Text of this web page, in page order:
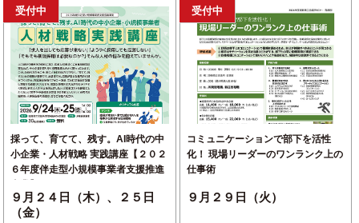
受付中
採って、育てて、残す。AI時代の中
小企業・人材戦略 実践講座【２０２
６年度伴走型小規模事業者支援推進
９月２４日（木）、２５日
（金）
受付中
コミュニケーションで部下を活性
化！ 現場リーダーのワンランク上の
仕事術
９月２９日（火）